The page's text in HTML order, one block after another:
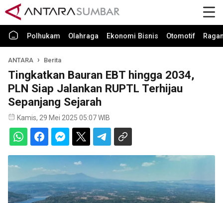
Polhukam Olahraga Ekonomi Bisnis Otomotif
ANTARA Berita
Tingkatkan Bauran EBT hingga 2034,
PLN Siap Jalankan RUPTL Terhijau
Sepanjang Sejarah
Kamis, 29 Mei 2025 05:07 WIB